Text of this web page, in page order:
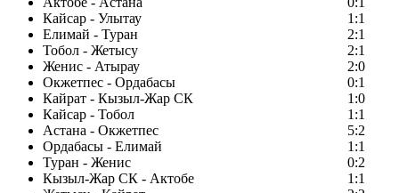
Кайсар - Улытау
1:1
Елимай - Туран
2:1
Тобол - Жетысу
2:1
Женис - Атырау
2:0
Окжетпес - Ордабасы
0:1
Кайрат - Кызыл-Жар СК
1:0
Кайсар - Тобол
1:1
Астана - Окжетпес
5:2
Ордабасы - Елимай
1:1
Туран - Женис
0:2
Кызыл-Жар СК - Актобе
1:1